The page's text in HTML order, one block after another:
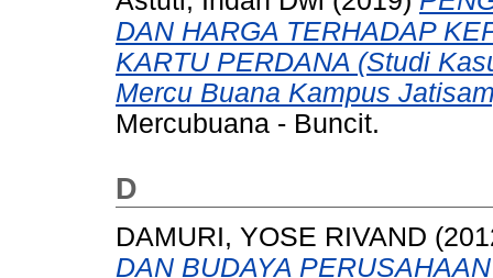
DAN HARGA TERHADAP
KARTU PERDANA (Studi
Mercu Buana Kampus
Mercubuana - Buncit.
D
DAMURI, YOSE RIVAND
DAN BUDAYA